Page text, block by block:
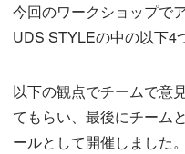
今回のワークショップで
UDS STYLEの中の以下4
以下の観点でチームで意
てもらい、最後にチーム
ールとして開催しました。